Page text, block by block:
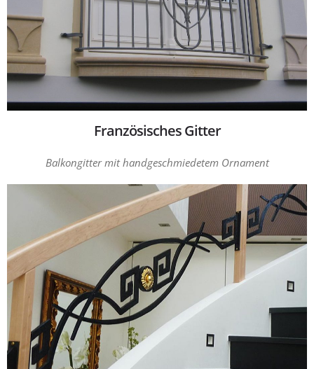
Französisches Gitter
Balkongitter mit handgeschmiedetem Ornament